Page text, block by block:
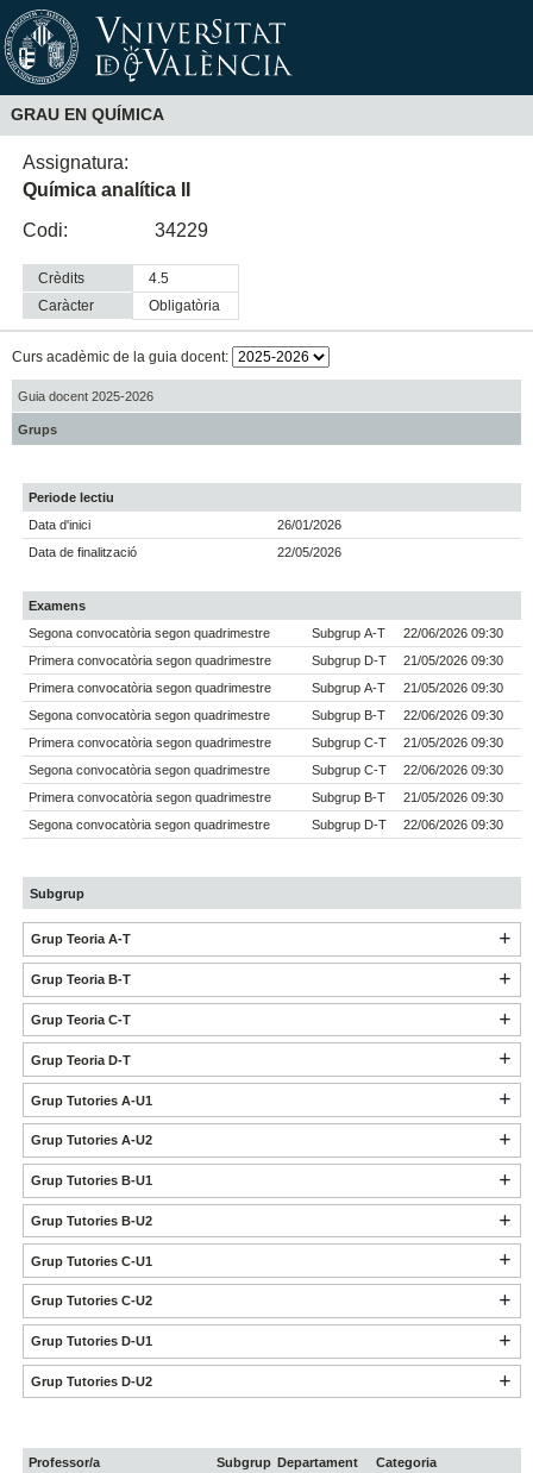
GRAU EN QUÍMICA
Assignatura:
Química analítica II
Codi:
34229
Crèdits
4.5
Caràcter
obligatòria
Curs acadèmic de la guia docent:
Guia docent 2025-2026
Grups
Periode lectiu
Data d'inici
26/01/2026
Data de finalització
22/05/2026
Examens
Segona convocatòria segon quadrimestre
Subgrup A-T
22/06/2026 09:30
Primera convocatòria segon quadrimestre
Subgrup D-T
21/05/2026 09:30
Primera convocatòria segon quadrimestre
Subgrup A-T
21/05/2026 09:30
Segona convocatòria segon quadrimestre
Subgrup B-T
22/06/2026 09:30
Primera convocatòria segon quadrimestre
Subgrup C-T
21/05/2026 09:30
Segona convocatòria segon quadrimestre
Subgrup C-T
22/06/2026 09:30
Primera convocatòria segon quadrimestre
Subgrup B-T
21/05/2026 09:30
Segona convocatòria segon quadrimestre
Subgrup D-T 22/06/2026 09:30
Subgrup
Grup Teoria A-T
Grup Teoria B-T
Grup Teoria C-T
Grup Teoria D-T
Grup Tutories A-U1
Grup Tutories A-U2
Grup Tutories B-U1
Grup Tutories B-U2
Grup Tutories C-U1
Grup Tutories C-U2
Grup Tutories D-U1
Grup Tutories D-U2
Professor/a Subgrup Departament
Categoria